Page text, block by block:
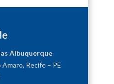
Albuquerque
Amaro, Recife – PE